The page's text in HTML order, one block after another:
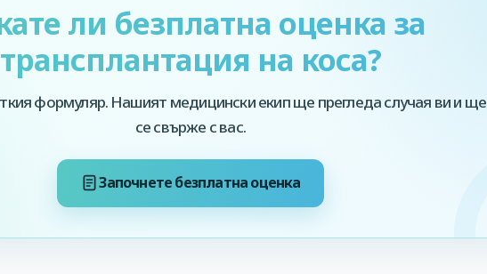
ли безплатна оценка за
трансплантация на коса?
формуляр. Нашият медицински екип ще прегледа случая ви и ще
се свърже с вас.
Започнете безплатна оценка